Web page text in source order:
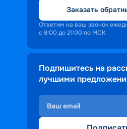
Заказать
Ответим на ваш звонок
с 8:00 до 21:00 по МСК
Подпишитесь на
лучшими